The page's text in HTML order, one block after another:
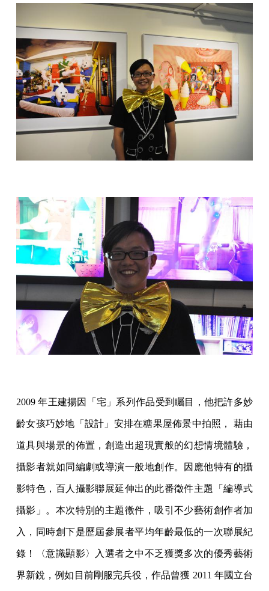
2009 年王建揚因「宅」系列作品受到矚目，他把許多妙
齡女孩巧妙地「設計」安排在糖果屋佈景中拍照， 藉由
道具與場景的佈置，創造出超現實般的幻想情境體驗，
攝影者就如同編劇或導演一般地創作。因應他特有的攝
影特色，百人攝影聯展延伸出的此番徵件主題「編導式
攝影」。本次特別的主題徵件，吸引不少藝術創作者加
入，同時創下是歷屆參展者平均年齡最低的一次聯展紀
錄！〈意識顯影〉入選者之中不乏獲獎多次的優秀藝術
界新銳，例如目前剛服完兵役，作品曾獲 2011 年國立台